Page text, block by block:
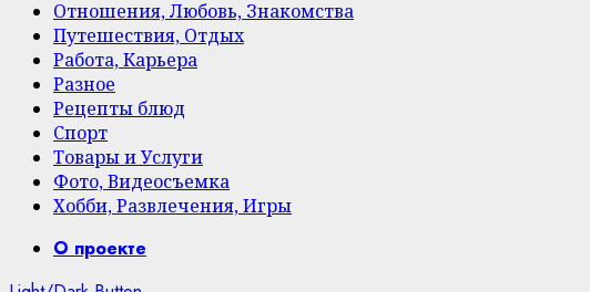
Отношения, Любовь, Знакомства
Путешествия, Отдых
Работа, Карьера
Разное
Рецепты блюд
Спорт
Товары и Услуги
Фото, Видеосъемка
Хобби, Развлечения, Игры
PrimaryО проекте